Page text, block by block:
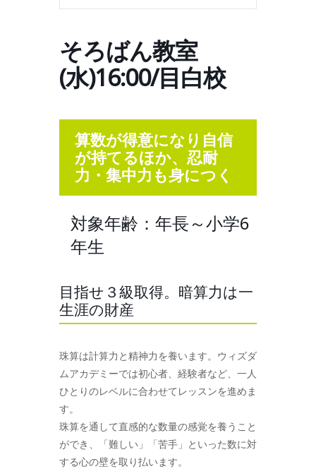
そろばん教室
(水)16:00/目白校
算数が得意になり自信
が持てるほか、忍耐
力・集中力も身につく
対象年齢：年長～小学6
年生
目指せ３級取得。暗算力は一
生涯の財産
珠算は計算力と精神力を養います。ウィズダ
ムアカデミーでは初心者、経験者など、一人
ひとりのレベルに合わせてレッスンを進めま
す。
珠算を通して直感的な数量の感覚を養うこと
ができ、「難しい」「苦手」といった数に対
する心の壁を取り払います。